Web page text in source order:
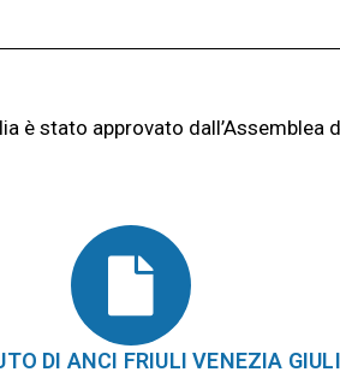
è stato approvato dall’Assemblea
DI ANCI FRIULI VENEZIA